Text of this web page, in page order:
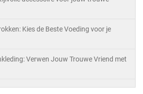
Kies de Beste Voeding voor je
Verwen Jouw Trouwe Vriend met